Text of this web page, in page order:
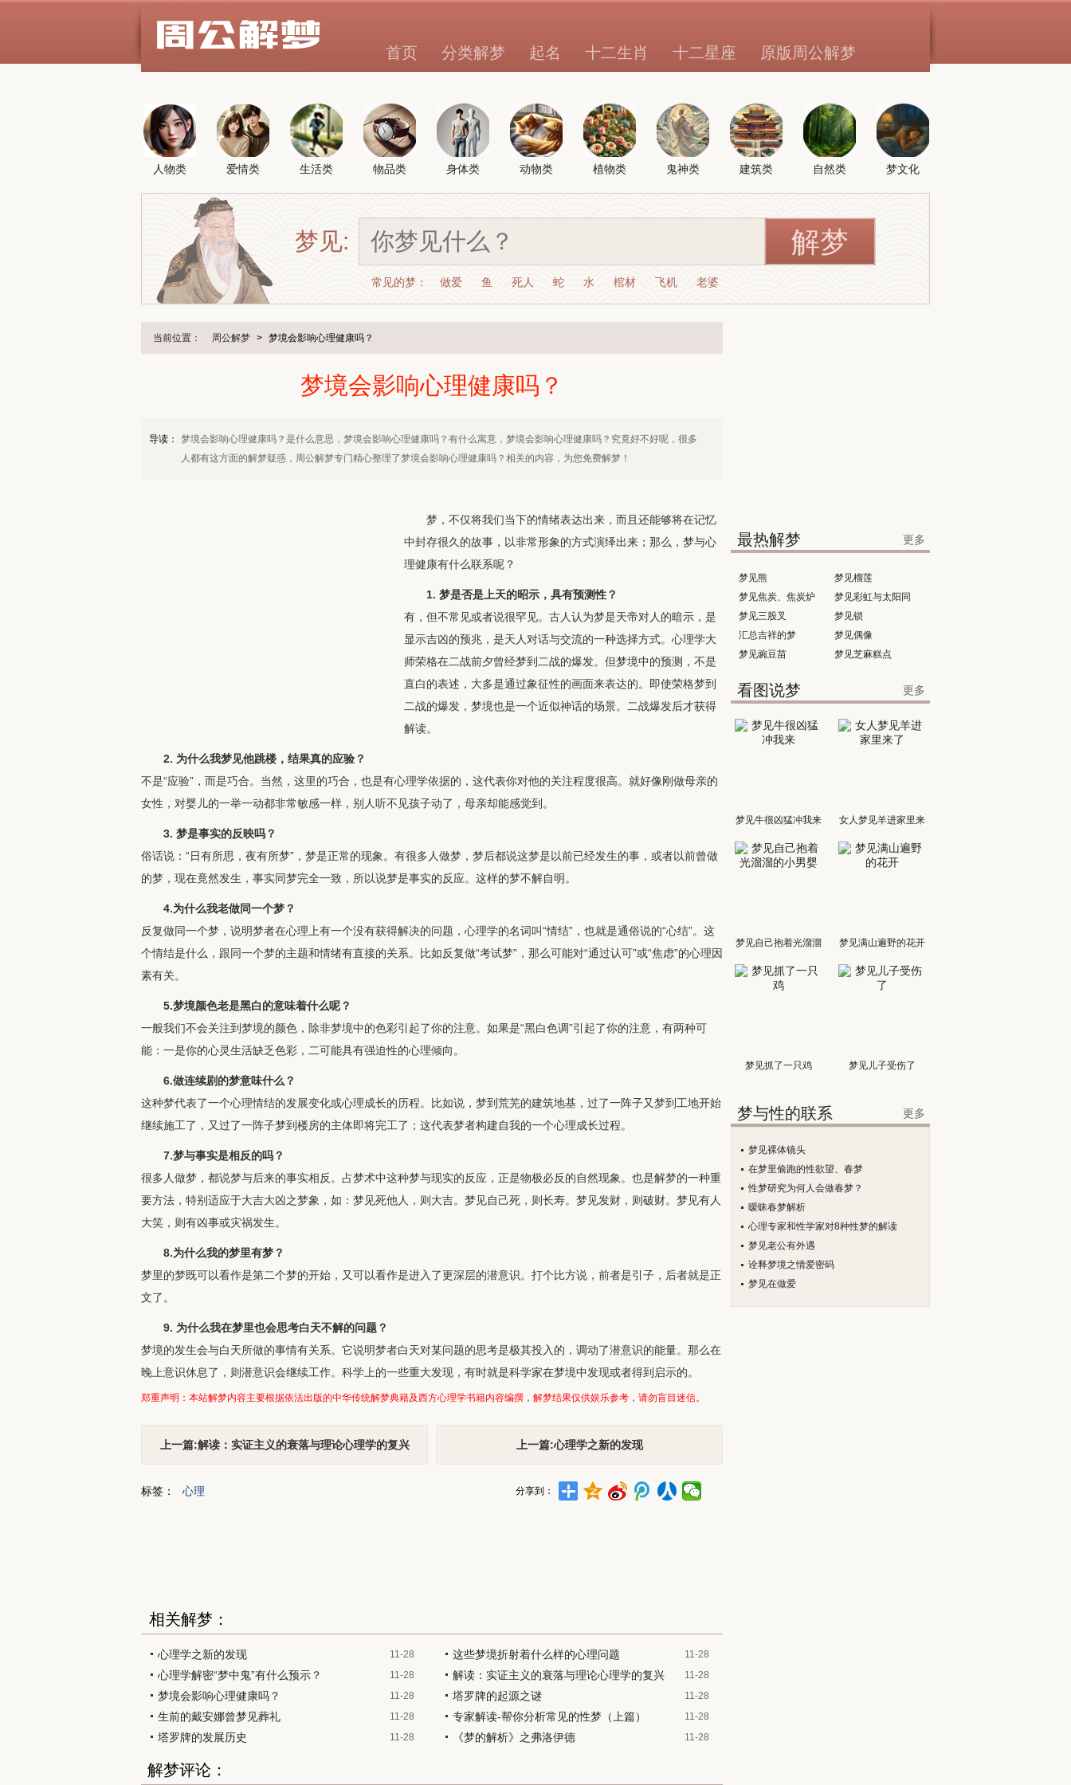
首页 分类解梦 起名 十二生肖 十二星座 原版周公解梦
人物类 爱情类 生活类 物品类 身体类 动物类 植物类 鬼神类 建筑类 自然类 梦文化
梦见:
常见的梦： 做爱 鱼 死人 蛇 水 棺材 飞机 老婆
当前位置： 周公解梦 > 梦境会影响心理健康吗？
梦境会影响心理健康吗？
导读：
梦境会影响心理健康吗？是什么意思，梦境会影响心理健康吗？有什么寓意，梦境会影响心理健康吗？究竟好不好呢，很多
人都有这方面的解梦疑惑，周公解梦专门精心整理了梦境会影响心理健康吗？相关的内容，为您免费解梦！
梦，不仅将我们当下的情绪表达出来，而且还能够将在记忆
中封存很久的故事，以非常形象的方式演绎出来；那么，梦与心
理健康有什么联系呢？
1. 梦是否是上天的昭示，具有预测性？
有，但不常见或者说很罕见。古人认为梦是天帝对人的暗示，是
显示吉凶的预兆，是天人对话与交流的一种选择方式。心理学大
师荣格在二战前夕曾经梦到二战的爆发。但梦境中的预测，不是
直白的表述，大多是通过象征性的画面来表达的。即使荣格梦到
二战的爆发，梦境也是一个近似神话的场景。二战爆发后才获得
解读。
2. 为什么我梦见他跳楼，结果真的应验？
不是“应验”，而是巧合。当然，这里的巧合，也是有心理学依据的，这代表你对他的关注程度很高。就好像刚做母亲的
女性，对婴儿的一举一动都非常敏感一样，别人听不见孩子动了，母亲却能感觉到。
3. 梦是事实的反映吗？
俗话说：“日有所思，夜有所梦”，梦是正常的现象。有很多人做梦，梦后都说这梦是以前已经发生的事，或者以前曾做
的梦，现在竟然发生，事实同梦完全一致，所以说梦是事实的反应。这样的梦不解自明。
4.为什么我老做同一个梦？
反复做同一个梦，说明梦者在心理上有一个没有获得解决的问题，心理学的名词叫“情结”，也就是通俗说的“心结”。这
个情结是什么，跟同一个梦的主题和情绪有直接的关系。比如反复做“考试梦”，那么可能对“通过认可”或“焦虑”的心理因
素有关。
5.梦境颜色老是黑白的意味着什么呢？
一般我们不会关注到梦境的颜色，除非梦境中的色彩引起了你的注意。如果是“黑白色调”引起了你的注意，有两种可
能：一是你的心灵生活缺乏色彩，二可能具有强迫性的心理倾向。
6.做连续剧的梦意味什么？
这种梦代表了一个心理情结的发展变化或心理成长的历程。比如说，梦到荒芜的建筑地基，过了一阵子又梦到工地开始
继续施工了，又过了一阵子梦到楼房的主体即将完工了；这代表梦者构建自我的一个心理成长过程。
7.梦与事实是相反的吗？
很多人做梦，都说梦与后来的事实相反。占梦术中这种梦与现实的反应，正是物极必反的自然现象。也是解梦的一种重
要方法，特别适应于大吉大凶之梦象，如：梦见死他人，则大吉。梦见自己死，则长寿。梦见发财，则破财。梦见有人
大笑，则有凶事或灾祸发生。
8.为什么我的梦里有梦？
梦里的梦既可以看作是第二个梦的开始，又可以看作是进入了更深层的潜意识。打个比方说，前者是引子，后者就是正
文了。
9. 为什么我在梦里也会思考白天不解的问题？
梦境的发生会与白天所做的事情有关系。它说明梦者白天对某问题的思考是极其投入的，调动了潜意识的能量。那么在
晚上意识休息了，则潜意识会继续工作。科学上的一些重大发现，有时就是科学家在梦境中发现或者得到启示的。
郑重声明：本站解梦内容主要根据依法出版的中华传统解梦典籍及西方心理学书籍内容编撰，解梦结果仅供娱乐参考，请勿盲目迷信。
上一篇:解读：实证主义的衰落与理论心理学的复兴 上一篇:心理学之新的发现
标签： 心理 分享到：
相关解梦：
心理学之新的发现 11-28 这些梦境折射着什么样的心理问题 11-28
心理学解密“梦中鬼”有什么预示？ 11-28 解读：实证主义的衰落与理论心理学的复兴 11-28
梦境会影响心理健康吗？ 11-28 塔罗牌的起源之谜 11-28
生前的戴安娜曾梦见葬礼 11-28 专家解读-帮你分析常见的性梦（上篇） 11-28
塔罗牌的发展历史 11-28 《梦的解析》之弗洛伊德 11-28
解梦评论：
最热解梦 更多
梦见熊
梦见榴莲
梦见焦炭、焦炭炉
梦见彩虹与太阳同
时出现
梦见三股叉
梦见锁
汇总吉祥的梦
梦见偶像
梦见豌豆苗
梦见芝麻糕点
看图说梦 更多
梦见牛很凶猛冲我来 女人梦见羊进家里来
了
梦见自己抱着光溜溜
的小男婴
梦见满山遍野的花开
梦见抓了一只鸡 梦见儿子受伤了
梦与性的联系 更多
梦见裸体镜头
在梦里偷跑的性欲望、春梦
性梦研究为何人会做春梦？
暧昧春梦解析
心理专家和性学家对8种性梦的解读
梦见老公有外遇
诠释梦境之情爱密码
梦见在做爱